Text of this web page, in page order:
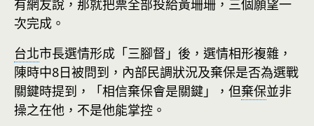
有網友說，那就把票全部投給黃珊珊，三個願望一
次完成。
台北市長選情形成「三腳督」後，選情相形複雜，
陳時中8日被問到，內部民調狀況及棄保是否為選戰
關鍵時提到，「相信棄保會是關鍵」，但棄保並非
操之在他，不是他能掌控。